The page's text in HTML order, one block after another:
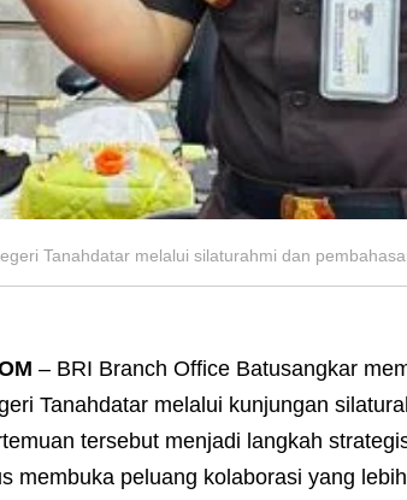
Tanahdatar melalui silaturahmi dan
– BRI Branch Office Batusangkar
Tanahdatar melalui kunjungan
tersebut menjadi langkah
membuka peluang kolaborasi yang